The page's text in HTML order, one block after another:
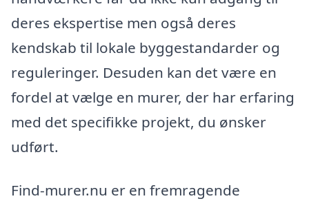
deres ekspertise men også deres
kendskab til lokale byggestandarder og
reguleringer. Desuden kan det være en
fordel at vælge en murer, der har erfaring
med det specifikke projekt, du ønsker
udført.
Find-murer.nu er en fremragende